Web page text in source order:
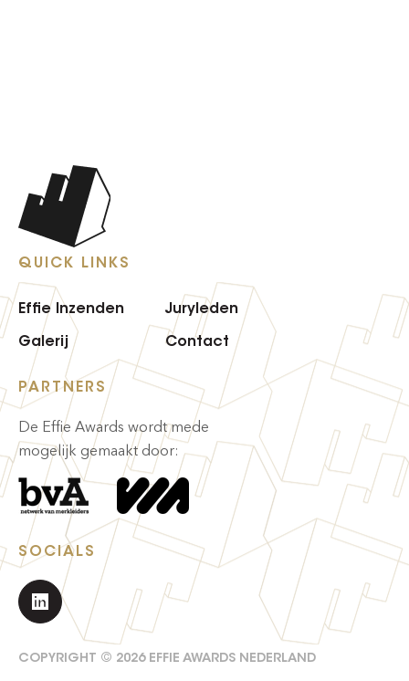
QUICK LINKS
Effie Inzenden
Juryleden
Galerij
Contact
PARTNERS
De Effie Awards wordt mede
mogelijk gemaakt door:
SOCIALS
COPYRIGHT © 2026 EFFIE AWARDS NEDERLAND